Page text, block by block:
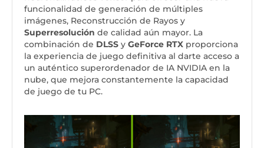
funcionalidad de generación de múltiples
imágenes, Reconstrucción de Rayos y
Superresolución de calidad aún mayor. La
combinación de DLSS y GeForce RTX proporciona
la experiencia de juego definitiva al darte acceso a
un auténtico superordenador de IA NVIDIA en la
nube, que mejora constantemente la capacidad
de juego de tu PC.